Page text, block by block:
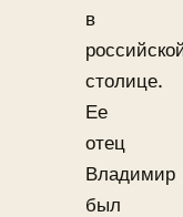
в
столице.
Ее
отец
Владимир
был